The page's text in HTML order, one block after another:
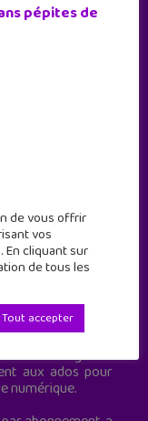
numérique
magazine
aux ados pour
numérique.
pépites de
de vous offrir
vos
cliquant sur
de tous les
Tout accepter